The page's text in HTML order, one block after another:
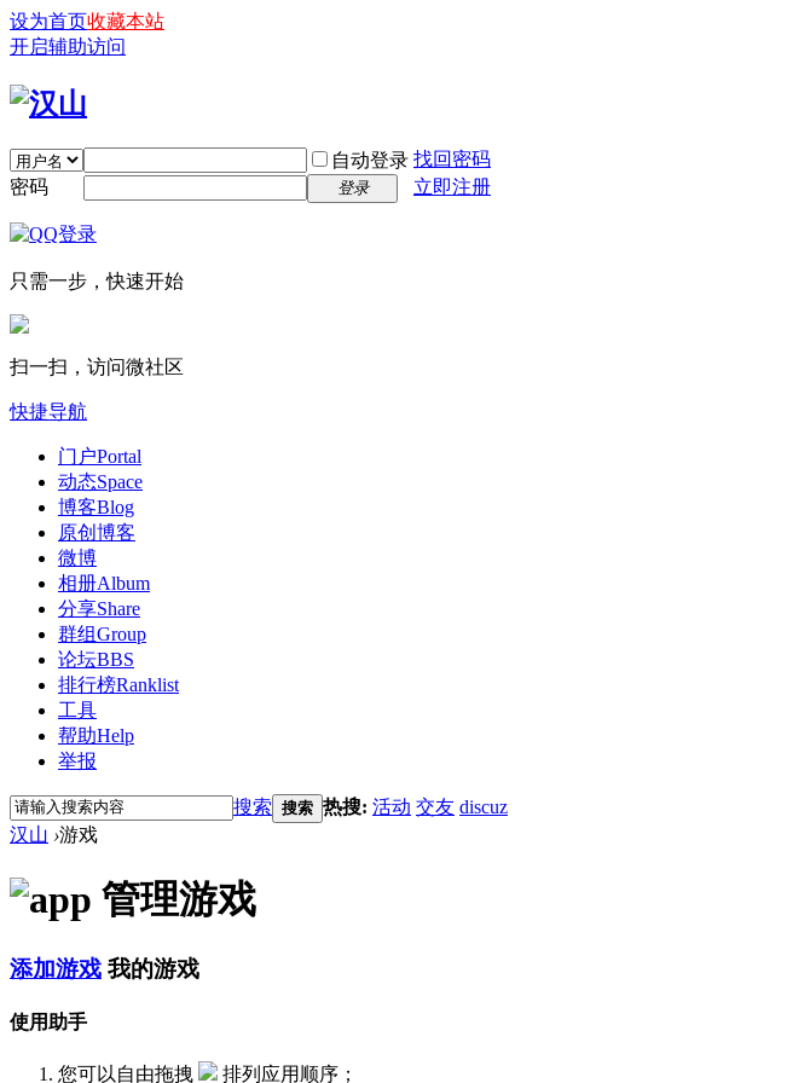
设为首页收藏本站
开启辅助访问
自动登录 找回密码
密码
登录 立即注册
只需一步，快速开始
扫一扫，访问微社区
快捷导航
门户Portal
动态Space
博客Blog
原创博客
微博
相册Album
分享Share
群组Group
论坛BBS
排行榜Ranklist
工具
帮助Help
举报
搜索 搜索 热搜: 活动 交友 discuz
汉山 ›游戏
管理游戏
添加游戏 我的游戏
使用助手
您可以自由拖拽 排列应用顺序；